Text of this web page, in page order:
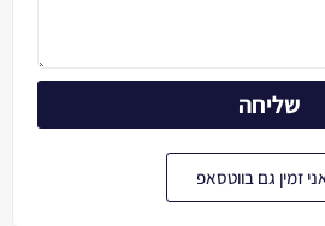
שליחה
זמין גם בווטסאפ